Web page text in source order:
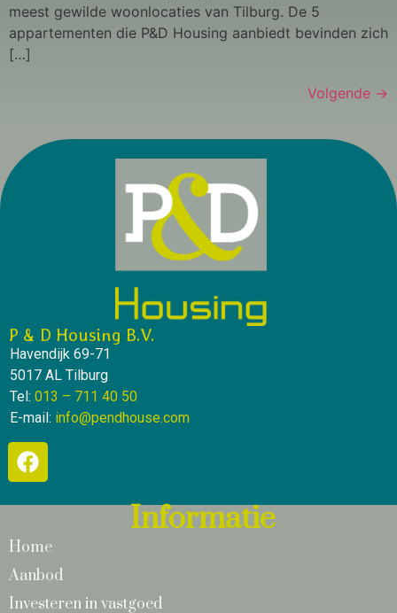
meest gewilde woonlocaties van Tilburg. De 5
appartementen die P&D Housing aanbiedt bevinden zich
[…]
Volgende →
P & D Housing B.V.
Havendijk 69-71
5017 AL Tilburg
Tel: 013 – 711 40 50
E-mail: info@pendhouse.com
Informatie
Home
Aanbod
Investeren in vastgoed